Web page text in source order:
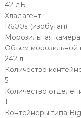
42 дБ
Хладагент
R600a (изобутан)
Морозильная камера
Объем морозильной
242 л
Количество
5
Количество
1
Контейнеры типа